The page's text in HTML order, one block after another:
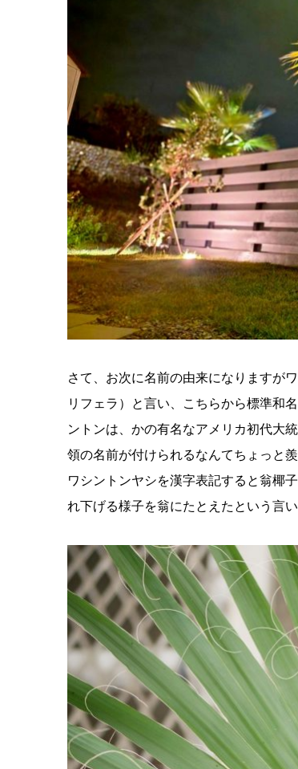
さて、お次に名前の由来になりますが
リフェラ）と言い、こちらから標準和
ントンは、かの有名なアメリカ初代大
領の名前が付けられるなんてちょっと
ワシントンヤシを漢字表記すると翁椰
れ下げる様子を翁にたとえたという言い